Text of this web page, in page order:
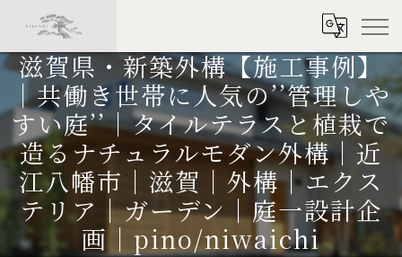
滋賀県・新築外構【施工事例】
｜共働き世帯に人気の’’管理しや
すい庭’’｜タイルテラスと植栽で
造るナチュラルモダン外構｜近
江八幡市｜滋賀｜外構｜エクス
テリア｜ガーデン｜庭一設計企
画｜pino/niwaichi